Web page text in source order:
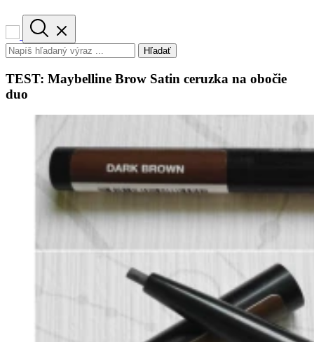
Hľadať
TEST: Maybelline Brow Satin ceruzka na obočie
duo